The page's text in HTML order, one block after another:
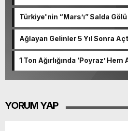
Türkiye'nin “Mars’ı” Salda
Ağlayan Gelinler 5 Yıl Sonra
1 Ton Ağırlığında ‘Poyraz’ Hem
YORUM YAP